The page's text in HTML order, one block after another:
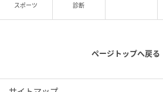
スポーツ 診断
ページトップへ戻る